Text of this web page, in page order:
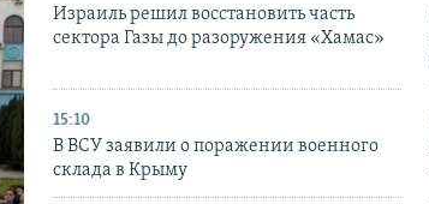
Израиль решил восстановить часть
сектора Газы до разоружения «Хамас»
15:10
В ВСУ заявили о поражении военного
склада в Крыму